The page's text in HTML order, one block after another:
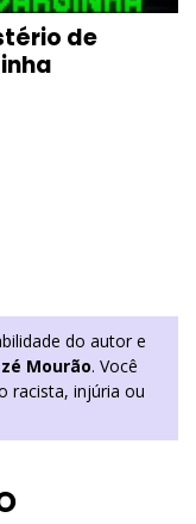
de
do autor e
Mourão. Você
racista, injúria ou